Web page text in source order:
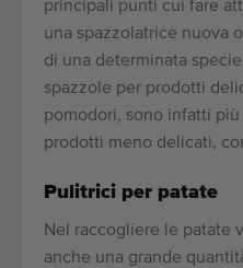
principali punti cui fare
una spazzolatrice nuova
di una determinata
spazzole per prodotti
pomodori, sono infatti
prodotti meno delicati,
Pulitrici per patate
Nel raccogliere le patate
anche una grande